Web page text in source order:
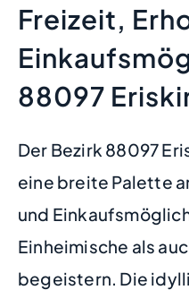
Freizeit,
88097
Der Bezirk 88097
eine breite Palette
und
Einheimische als
begeistern. Die